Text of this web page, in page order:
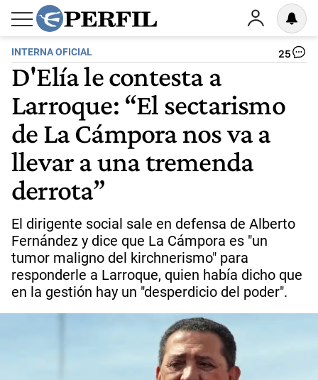
INTERNA OFICIAL 25
D'Elía le contesta a
Larroque: “El sectarismo
de La Cámpora nos va a
llevar a una tremenda
derrota”
El dirigente social sale en defensa de Alberto
Fernández y dice que La Cámpora es "un
tumor maligno del kirchnerismo" para
responderle a Larroque, quien había dicho que
en la gestión hay un "desperdicio del poder".